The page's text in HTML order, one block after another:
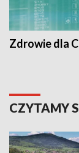
Zdrowie dla
CZYTAMY